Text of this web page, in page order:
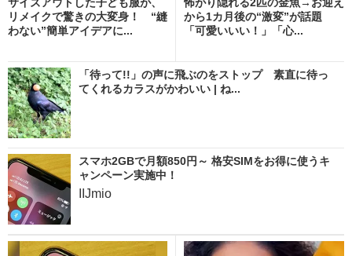
リメイクで驚きの大変身！ “縫
わない”簡単アイデアに...
から1カ月後の“激変”が話題
「可愛いいい！」「心...
「待って!!」の声に飛ぶのをストップ 素直に待っ
てくれるカラスがかわいい | ね...
スマホ2GBで月額850円～ 格安SIMをお得に使うキ
ャンペーン実施中！
IIJmio